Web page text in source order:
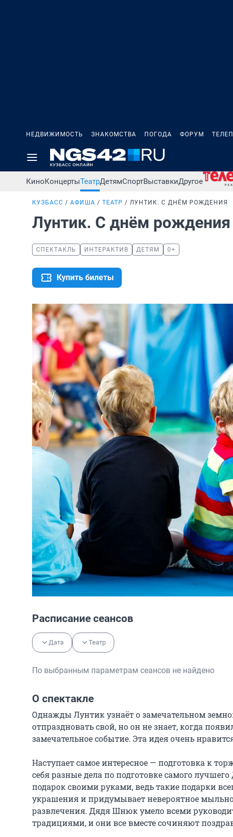
НЕДВИЖИМОСТЬ ЗНАКОМСТВА ПОГОДА ФОРУМ
КиноКонцертыТеатрДетямСпортВыставкиДругое
КУЗБАСС АФИША ТЕАТР ЛУНТИК. С ДНЁМ РОЖДЕНИЯ
Лунтик. С днём рождения
СПЕКТАКЛЬ ИНТЕРАКТИВ ДЕТЯМ 0+
Купить билеты
Расписание сеансов
Дата Театр
По выбранным параметрам сеансов не найдено
О спектакле
Однажды Лунтик узнаёт о замечательном
отпраздновать свой, но он не знает, когда
замечательное событие. Эта идея очень
Наступает самое интересное — подготовка к
себя разные дела по подготовке самого
подарок своими руками, ведь такие подарки
украшения и придумывает невероятное
развлечения. Дядя Шнюк умело всеми
традициями, и они все вместе сочиняют